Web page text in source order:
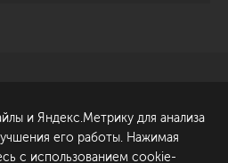
Обсудить проект
6
и Яндекс.Метрику для анализа
его работы. Нажимая
с использованием cookie-